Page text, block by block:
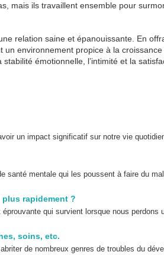
mais ils travaillent ensemble pour
relation saine et épanouissante. En
un environnement propice à la
émotionnelle, l’intimité et la
un impact significatif sur notre vie
santé mentale qui les poussent à faire du
rapidement ?
qui survient lorsque nous perdons
soins, etc.
de nombreux genres de troubles du